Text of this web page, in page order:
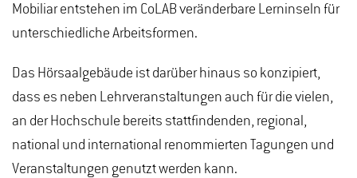
Mobiliar entstehen im CoLAB veränderbare Lerninseln für
unterschiedliche Arbeitsformen.
Das Hörsaalgebäude ist darüber hinaus so konzipiert,
dass es neben Lehrveranstaltungen auch für die vielen,
an der Hochschule bereits stattfindenden, regional,
national und international renommierten Tagungen und
Veranstaltungen genutzt werden kann.